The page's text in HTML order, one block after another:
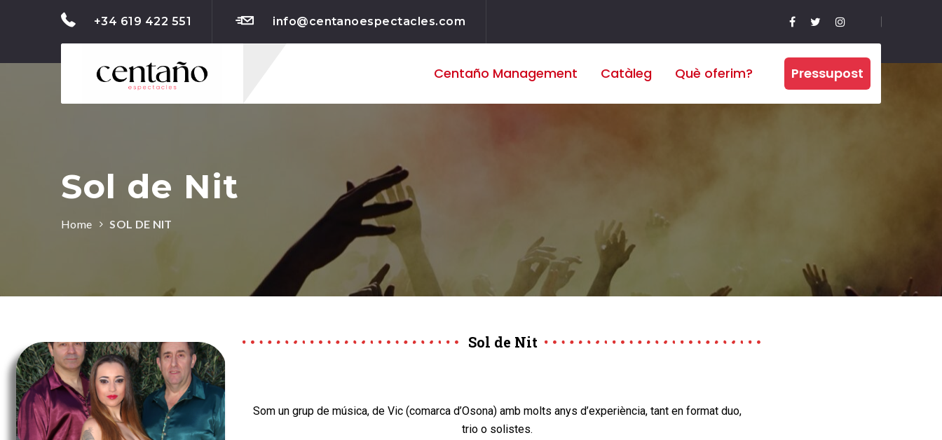
+34 619 422 551 info@centanoespectacles.com
Centaño Management Catàleg Què oferim? Pressupost
Sol de Nit
Home SOL DE NIT
Sol de Nit
Som un grup de música, de Vic (comarca d’Osona) amb molts anys d’experiència, tant en format duo,
trio o solistes.